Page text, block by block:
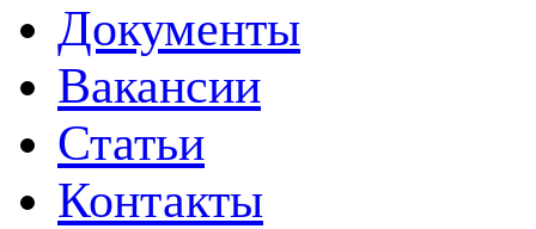
Документы
Вакансии
Статьи
Контакты